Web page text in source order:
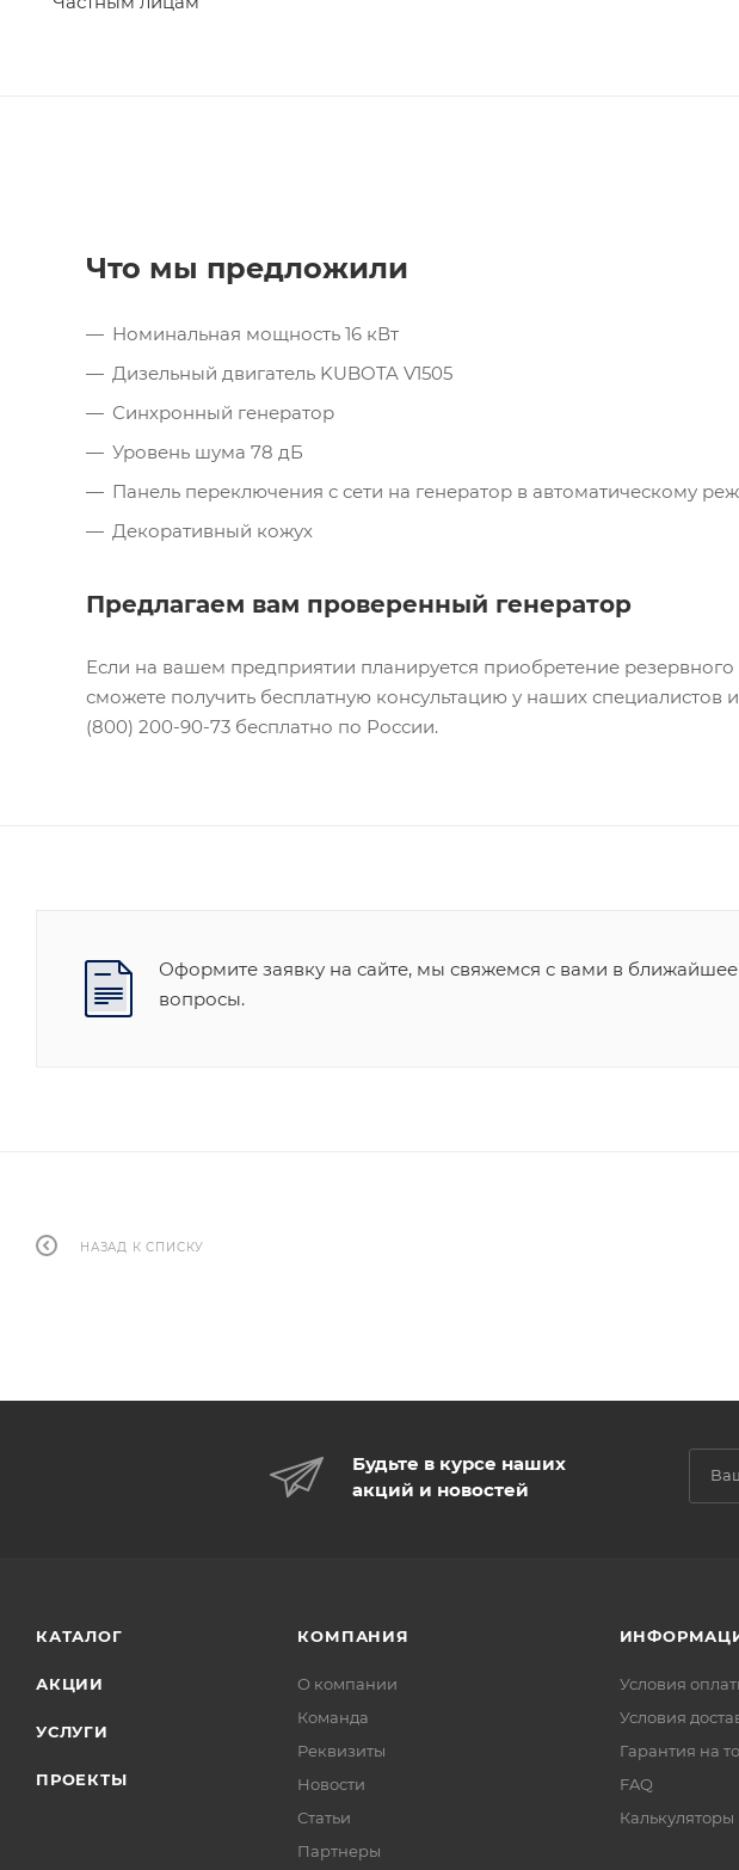
Что мы предложили
Номинальная мощность 16 кВт
Дизельный двигатель KUBOTA V1505
Синхронный генератор
Уровень шума 78 дБ
Панель переключения с сети на генератор в автоматическому
Декоративный кожух
Предлагаем вам проверенный генератор
Если на вашем предприятии планируется приобретение
сможете получить бесплатную консультацию у наших специалистов
(800) 200-90-73 бесплатно по России.
Оформите заявку на сайте, мы свяжемся с вами в
вопросы.
НАЗАД К СПИСКУ
Будьте в курсе наших
акций и новостей
КАТАЛОГ
АКЦИИ
УСЛУГИ
ПРОЕКТЫ
КОМПАНИЯ
О компании
Команда
Реквизиты
Новости
Статьи
Партнеры
Условия
Условия
Гарантия на
FAQ
Калькуляторы